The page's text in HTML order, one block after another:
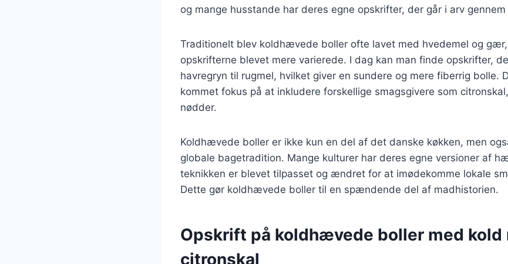
og mange husstande har deres egne opskrifter, der går i arv
Traditionelt blev koldhævede boller ofte lavet med hvedemel og
opskrifterne blevet mere varierede. I dag kan man finde opskrifter,
havregryn til rugmel, hvilket giver en sundere og mere fiberrig bolle.
kommet fokus på at inkludere forskellige smagsgivere som
nødder.
Koldhævede boller er ikke kun en del af det danske køkken, men
globale bagetradition. Mange kulturer har deres egne versioner af
teknikken er blevet tilpasset og ændret for at imødekomme lokale
Dette gør koldhævede boller til en spændende del af madhistorien.
Opskrift på koldhævede boller med
citronskal